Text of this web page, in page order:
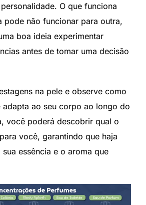
O que funciona
pode não funcionar para outra,
boa ideia experimentar
antes de tomar uma decisão
na pele e observe como
adapta ao seu corpo ao longo do
você poderá descobrir qual o
você, garantindo que haja
sua essência e o aroma que